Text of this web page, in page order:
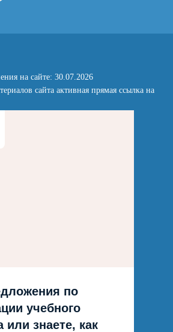
на сайте: 30.07.2026
сайта активная прямая ссылка на
по
учебного
или знаете, как